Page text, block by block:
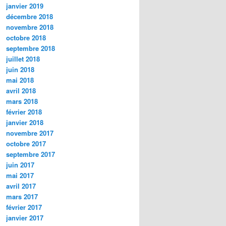
janvier 2019
décembre 2018
novembre 2018
octobre 2018
septembre 2018
juillet 2018
juin 2018
mai 2018
avril 2018
mars 2018
février 2018
janvier 2018
novembre 2017
octobre 2017
septembre 2017
juin 2017
mai 2017
avril 2017
mars 2017
février 2017
janvier 2017